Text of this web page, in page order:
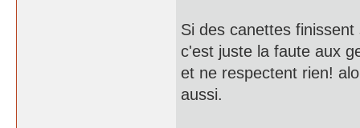
Si des canettes
c'est juste la faute aux
et ne respectent rien!
aussi.